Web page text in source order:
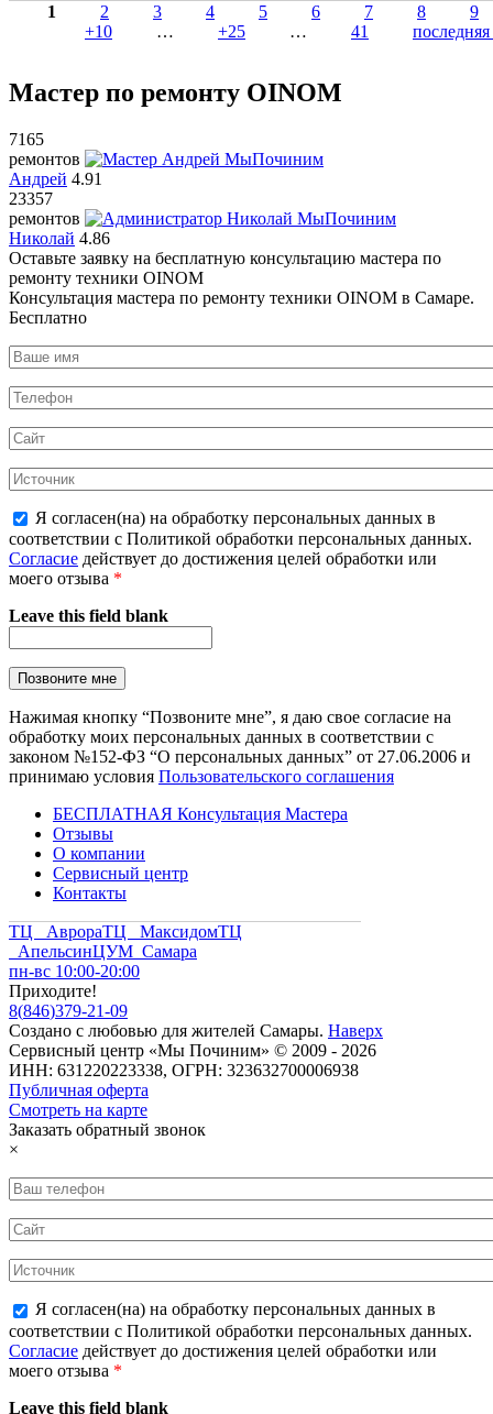
1
2 3 4 5 6 7 8
9
+10
… +25 … 41 последняя
Мастер по ремонту OINOM
7165
ремонтов
Андрей 4.91
23357
ремонтов
Николай 4.86
Оставьте заявку на бесплатную консультацию мастера по
ремонту техники OINOM
Консультация мастера по ремонту техники OINOM в Самаре.
Бесплатно
Я согласен(на) на обработку персональных данных в
соответствии с Политикой обработки персональных данных.
Согласие действует до достижения целей обработки или
моего отзыва *
Leave this field blank
Нажимая кнопку “Позвоните мне”, я даю свое согласие на
обработку моих персональных данных в соответствии с
законом №152-ФЗ “О персональных данных” от 27.06.2006 и
принимаю условия Пользовательского соглашения
БЕСПЛАТНАЯ Консультация Мастера
Отзывы
О компании
Сервисный центр
Контакты
ТЦ АврораТЦ МаксидомТЦ
АпельсинЦУМ Самара
пн-вс 10:00-20:00
Приходите!
8(846)379-21-09
Создано с любовью для жителей Самары. Наверх
Сервисный центр «Мы Починим» © 2009 - 2026
ИНН: 631220223338, ОГРН: 323632700006938
Публичная оферта
Смотреть на карте
Заказать обратный звонок
×
Я согласен(на) на обработку персональных данных в
соответствии с Политикой обработки персональных данных.
Согласие действует до достижения целей обработки или
моего отзыва *
Leave this field blank